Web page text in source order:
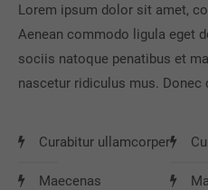
Lorem ipsum dolor sit amet,
Aenean commodo ligula eget
sociis natoque penatibus et
nascetur ridiculus mus.
Curabitur ullamcorper
Maecenas